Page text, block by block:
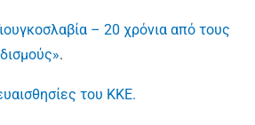
– 20 χρόνια από τους
.
του ΚΚΕ.